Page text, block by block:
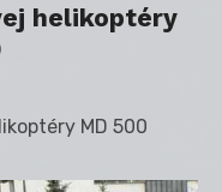
helikoptéry
MD 500